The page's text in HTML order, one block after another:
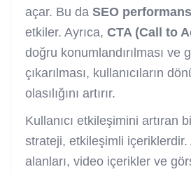
açar. Bu da SEO
etkiler. Ayrıca, CTA (Call to
doğru konumlandırılması ve
çıkarılması, kullanıcıların
olasılığını artırır.
Kullanıcı etkileşimini artıran
strateji, etkileşimli içeriklerdir.
alanları, video içerikler ve